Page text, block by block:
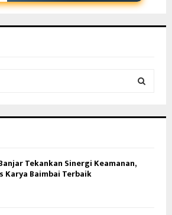
Tekankan Sinergi Keamanan,
Karya Baimbai Terbaik